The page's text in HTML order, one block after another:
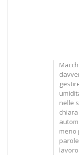
nelle
meno